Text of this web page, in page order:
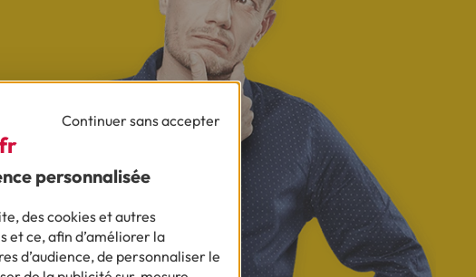
Continuer sans accepter
personnalisée
des cookies et autres
et ce, afin d’améliorer la
d’audience, de personnaliser le